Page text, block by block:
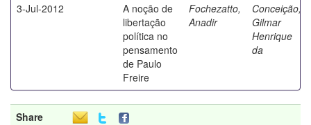
3-Jul-2012
A noção de
libertação
política no
pensamento
de Paulo
Freire
Fochezatto,
Anadir
Conceição,
Gilmar
Henrique
da
Share